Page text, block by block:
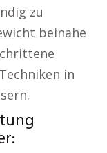
zu
beinahe
in